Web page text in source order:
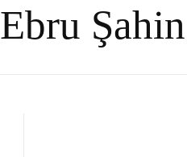
Ebru Şahin